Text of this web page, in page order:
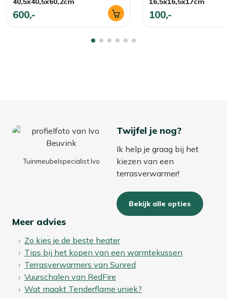
ontvlambaar en brandt pas wanneer het de speciale lont
raakt. Dat geeft een gerust gevoel én een gecontroleerde,
neem de buitenkant af met een zachte doek en spoel de
de Agni 40 perfect voor terrassen en middelgrote tuinen.
Zet hem bij je zithoek voor een warme, uitnodigende
sfeer met schone, geurloze vlammen. Zo creëer je in een
handomdraai een gezellige plek om te ontspannen.
Cortenstaal is gemaakt voor buiten: spoel de haard voor
het afvoerwater geen vlekken kan geven. Daarna kun je
zorgeloos genieten van veel sfeervolle avonden buiten.
Bekijk meer Vuur & terrasverwarming
600,- 100,-
Tuinmeubelspecialist Ivo
Twijfel je nog?
Ik help je graag bij het
kiezen van een
terrasverwarmer!
Bekijk alle opties
Meer advies
Zo kies je de beste heater
Tips bij het kopen van een warmtekussen
Terrasverwarmers van Sunred
Vuurschalen van RedFire
Wat maakt Tenderflame uniek?